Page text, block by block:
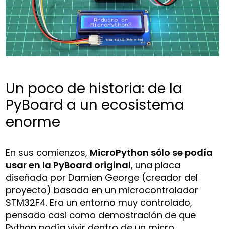
Un poco de historia: de la
PyBoard a un ecosistema
enorme
En sus comienzos, MicroPython sólo se podía
usar en la PyBoard original, una placa
diseñada por Damien George (creador del
proyecto) basada en un microcontrolador
STM32F4. Era un entorno muy controlado,
pensado casi como demostración de que